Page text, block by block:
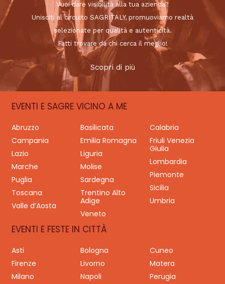
Vuoi dare visibilità alla tua azienda?
Unisciti al circuito SAGRITALY, promuoviamo realtà
selezionate per qualità e autenticità.
Fatti trovare da chi cerca il meglio!
Scopri di più
EVENTI E SAGRE VICINO A ME
Abruzzo Basilicata
Calabria
Campania
Emilia Romagna
Friuli Venezia
Giulia
Lazio
Liguria
Lombardia
Marche
Molise
Piemonte
Puglia
Sardegna
Sicilia
Toscana
Trentino Alto
Adige
Umbria
Valle d’Aosta
Veneto
EVENTI E FESTE IN CITTÀ
Asti Bologna
Cuneo
Firenze
Livorno
Matera
Milano
Napoli
Perugia